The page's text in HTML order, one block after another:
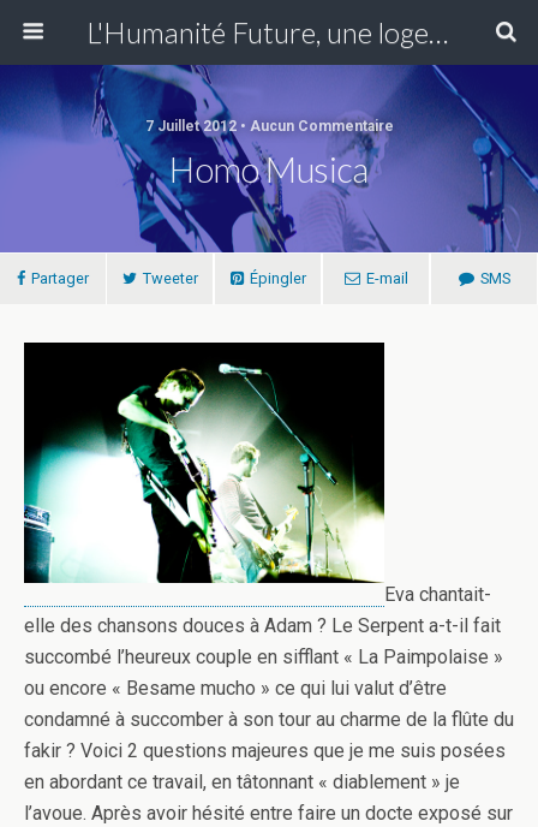
L'Humanité Future, une loge du Grand Orient de France fondée en Essonne en 1907 se réunissant à Paris XIII
7 Juillet 2012 • Aucun Commentaire
Homo Musica
Partager Tweeter Épingler E-mail SMS
Eva chantait-
elle des chansons douces à Adam ? Le Serpent a-t-il fait
succombé l’heureux couple en sifflant « La Paimpolaise »
ou encore « Besame mucho » ce qui lui valut d’être
condamné à succomber à son tour au charme de la flûte du
fakir ? Voici 2 questions majeures que je me suis posées
en abordant ce travail, en tâtonnant « diablement » je
l’avoue. Après avoir hésité entre faire un docte exposé sur